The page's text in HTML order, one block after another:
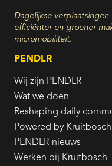
Dagelijkse
efficiënter en groener
micromobiliteit.
PENDLR
Wij zijn PENDLR
Wat we doen
Reshaping daily
Powered by Kruitbosch
PENDLR-nieuws
Werken bij Kruitbosch